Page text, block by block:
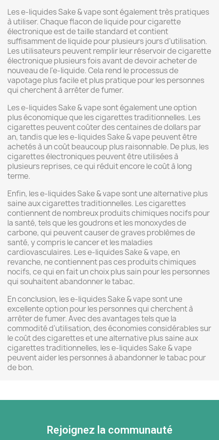
Les e-liquides Sake & vape sont également très pratiques
à utiliser. Chaque flacon de liquide pour cigarette
électronique est de taille standard et contient
suffisamment de liquide pour plusieurs jours d'utilisation.
Les utilisateurs peuvent remplir leur réservoir de cigarette
électronique plusieurs fois avant de devoir acheter de
nouveau de l'e-liquide. Cela rend le processus de
vapotage plus facile et plus pratique pour les personnes
qui cherchent à arrêter de fumer.
Les e-liquides Sake & vape sont également une option
plus économique que les cigarettes traditionnelles. Les
cigarettes peuvent coûter des centaines de dollars par
an, tandis que les e-liquides Sake & vape peuvent être
achetés à un coût beaucoup plus raisonnable. De plus, les
cigarettes électroniques peuvent être utilisées à
plusieurs reprises, ce qui réduit encore le coût à long
terme.
Enfin, les e-liquides Sake & vape sont une alternative plus
saine aux cigarettes traditionnelles. Les cigarettes
contiennent de nombreux produits chimiques nocifs pour
la santé, tels que les goudrons et les monoxydes de
carbone, qui peuvent causer de graves problèmes de
santé, y compris le cancer et les maladies
cardiovasculaires. Les e-liquides Sake & vape, en
revanche, ne contiennent pas ces produits chimiques
nocifs, ce qui en fait un choix plus sain pour les personnes
qui souhaitent abandonner le tabac.
En conclusion, les e-liquides Sake & vape sont une
excellente option pour les personnes qui cherchent à
arrêter de fumer. Avec des avantages tels que la
commodité d'utilisation, des économies considérables sur
le coût des cigarettes et une alternative plus saine aux
cigarettes traditionnelles, les e-liquides Sake & vape
peuvent aider les personnes à abandonner le tabac pour
de bon.
Rejoignez la communauté